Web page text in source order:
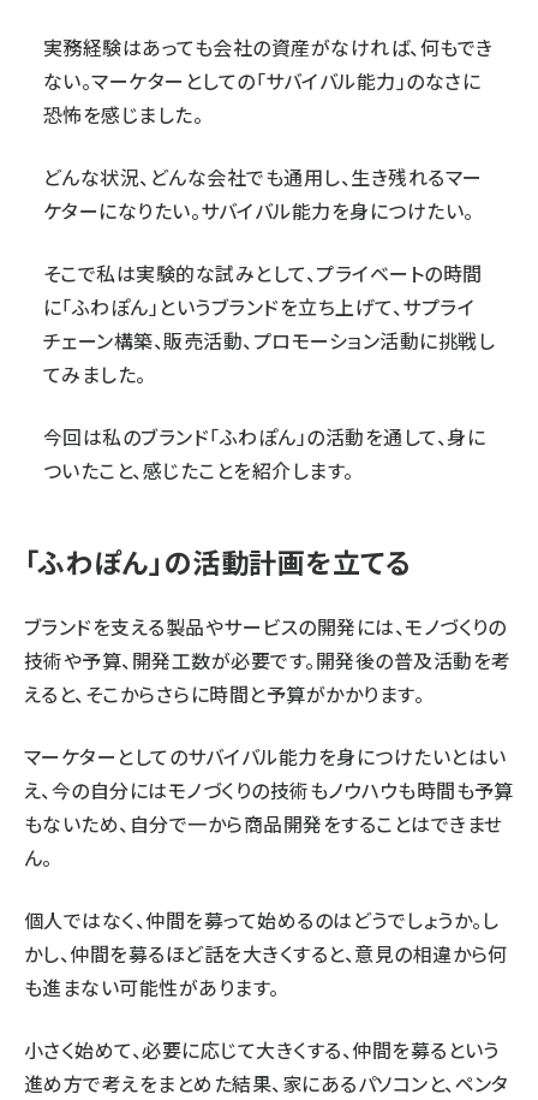
実務経験はあっても会社の資産がなければ、何もでき
ない。マーケターとしての「サバイバル能力」のなさに
恐怖を感じました。
どんな状況、どんな会社でも通用し、生き残れるマー
ケターになりたい。サバイバル能力を身につけたい。
そこで私は実験的な試みとして、プライベートの時間
に「ふわぽん」というブランドを立ち上げて、サプライ
チェーン構築、販売活動、プロモーション活動に挑戦し
てみました。
今回は私のブランド「ふわぽん」の活動を通して、身に
ついたこと、感じたことを紹介します。
「ふわぽん」の活動計画を立てる
ブランドを支える製品やサービスの開発には、モノづくりの
技術や予算、開発工数が必要です。開発後の普及活動を考
えると、そこからさらに時間と予算がかかります。
マーケターとしてのサバイバル能力を身につけたいとはい
え、今の自分にはモノづくりの技術もノウハウも時間も予算
もないため、自分で一から商品開発をすることはできませ
ん。
個人ではなく、仲間を募って始めるのはどうでしょうか。し
かし、仲間を募るほど話を大きくすると、意見の相違から何
も進まない可能性があります。
小さく始めて、必要に応じて大きくする、仲間を募るという
進め方で考えをまとめた結果、家にあるパソコンと、ペンタ